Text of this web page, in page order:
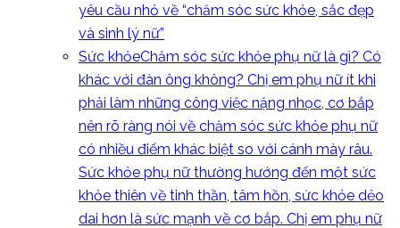
yêu cầu nhỏ về “chăm sóc sức khỏe, sắc đẹp
và sinh lý nữ”
Sức khỏeChăm sóc sức khỏe phụ nữ là gì? Có
khác với đàn ông không? Chị em phụ nữ ít khi
phải làm những công việc nặng nhọc, cơ bắp
nên rõ ràng nói về chăm sóc sức khỏe phụ nữ
có nhiều điểm khác biệt so với cánh mày râu.
Sức khỏe phụ nữ thường hướng đến một sức
khỏe thiên về tinh thần, tâm hồn, sức khỏe dẻo
dai hơn là sức mạnh về cơ bắp. Chị em phụ nữ